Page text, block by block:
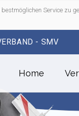
Service zu
- SMV
Home